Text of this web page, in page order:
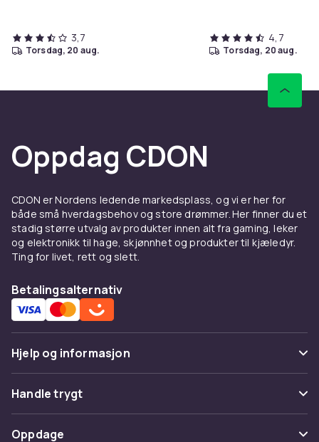
3,7
torsdag, 20 aug.
4,7
torsdag, 20 aug.
Oppdag CDON
CDON er Nordens ledende markedsplass, og vi er her for
både små hverdagsbehov og store drømmer. Her finner du et
stadig større utvalg av produkter innen alt fra gaming, leker
og elektronikk til hage, skjønnhet og produkter til kjæledyr.
Ting for livet, rett og slett.
Betalingsalternativ
Hjelp og informasjon
Vanlige spørsmål
Spor pakke
Handle trygt
Betaling
Oppdage